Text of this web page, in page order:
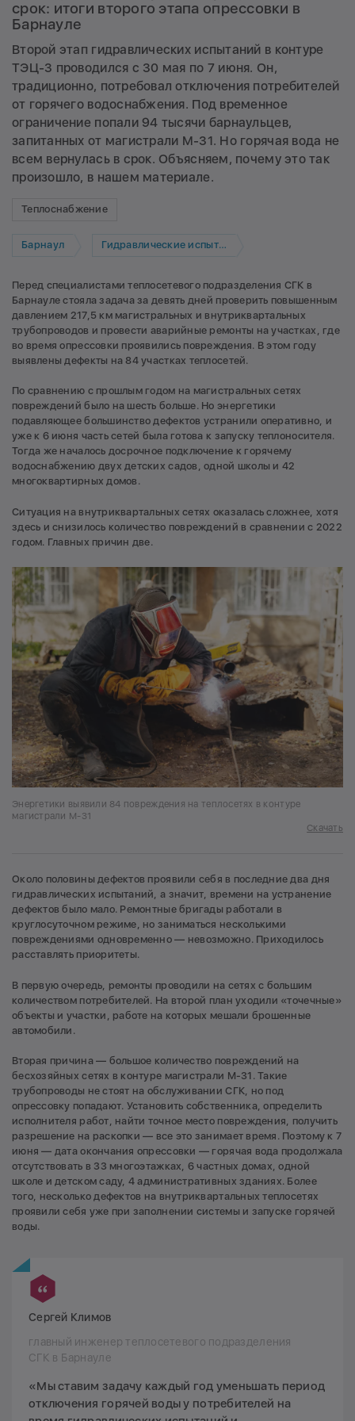
срок: итоги второго этапа опрессовки в
Барнауле
Второй этап гидравлических испытаний в контуре
ТЭЦ-3 проводился с 30 мая по 7 июня. Он,
традиционно, потребовал отключения потребителей
от горячего водоснабжения. Под временное
ограничение попали 94 тысячи барнаульцев,
запитанных от магистрали М-31. Но горячая вода не
всем вернулась в срок. Объясняем, почему это так
произошло, в нашем материале.
Теплоснабжение
Барнаул Гидравлические испытания
Перед специалистами теплосетевого подразделения СГК в
Барнауле стояла задача за девять дней проверить повышенным
давлением 217,5 км магистральных и внутриквартальных
трубопроводов и провести аварийные ремонты на участках, где
во время опрессовки проявились повреждения. В этом году
выявлены дефекты на 84 участках теплосетей.
По сравнению с прошлым годом на магистральных сетях
повреждений было на шесть больше. Но энергетики
подавляющее большинство дефектов устранили оперативно, и
уже к 6 июня часть сетей была готова к запуску теплоносителя.
Тогда же началось досрочное подключение к горячему
водоснабжению двух детских садов, одной школы и 42
многоквартирных домов.
Ситуация на внутриквартальных сетях оказалась сложнее, хотя
здесь и снизилось количество повреждений в сравнении с 2022
годом. Главных причин две.
Энергетики выявили 84 повреждения на теплосетях в контуре
магистрали М-31
Скачать
Около половины дефектов проявили себя в последние два дня
гидравлических испытаний, а значит, времени на устранение
дефектов было мало. Ремонтные бригады работали в
круглосуточном режиме, но заниматься несколькими
повреждениями одновременно — невозможно. Приходилось
расставлять приоритеты.
В первую очередь, ремонты проводили на сетях с большим
количеством потребителей. На второй план уходили «точечные»
объекты и участки, работе на которых мешали брошенные
автомобили.
Вторая причина — большое количество повреждений на
бесхозяйных сетях в контуре магистрали М-31. Такие
трубопроводы не стоят на обслуживании СГК, но под
опрессовку попадают. Установить собственника, определить
исполнителя работ, найти точное место повреждения, получить
разрешение на раскопки — все это занимает время. Поэтому к 7
июня — дата окончания опрессовки — горячая вода продолжала
отсутствовать в 33 многоэтажках, 6 частных домах, одной
школе и детском саду, 4 административных зданиях. Более
того, несколько дефектов на внутриквартальных теплосетях
проявили себя уже при заполнении системы и запуске горячей
воды.
Сергей Климов
главный инженер теплосетевого подразделения
СГК в Барнауле
«Мы ставим задачу каждый год уменьшать период
отключения горячей воды у потребителей на